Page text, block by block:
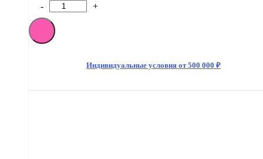
Количество
товара
[M]Газированный
напиток
- +
Индивидуальные условия от 500 000 ₽